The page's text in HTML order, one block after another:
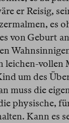
er Reisig,
es
von Geburt
leichen-vollen
um des
muss die
physische,
Kann es